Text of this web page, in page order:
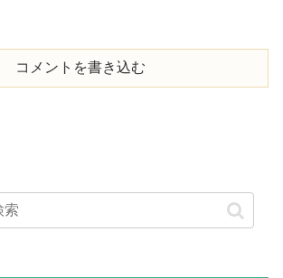
コメントを書き込む